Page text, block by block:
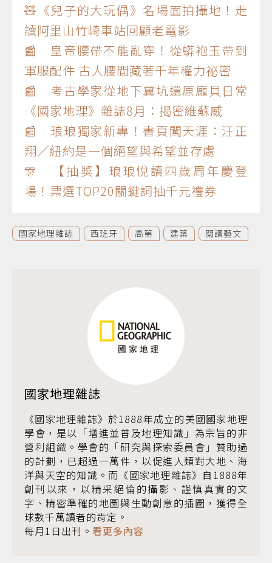
🧸《兒子的大玩偶》名場面拍攝地！走
讀阿里山竹崎車站回顧老電影
📰 皇帝腰帶不能亂穿！從蟒袍玉帶到
軍服配件 古人腰間藏著千年權力祕密
📰 考古學家從地下糞坑還原龐貝日常
《國家地理》雜誌8月：揭密維蘇威
📰 琅琅獨家新專！書頁闖天涯：汪正
翔／紐約是一個絕望與希望並存處
🎊 【抽獎】琅琅悅讀四歲周年慶登
場！票選TOP20關鍵詞抽千元禮券
國家地理雜誌 西班牙 高第 建築 閱讀藝文
國家地理雜誌
《國家地理雜誌》於1888年成立的美國國家地理
學會，是以「增進並普及地理知識」為宗旨的非
營利組織。學會的「研究與探索委員會」贊助過
的計劃，已超過一萬件，以促進人類對大地、海
洋與天空的知識。而《國家地理雜誌》自1888年
創刊以來，以精采絕倫的攝影、謹慎真實的文
字、精密準確的地圖與生動創意的插圖，獲得全
球數千萬讀者的肯定。
每月1日出刊。 看更多內容